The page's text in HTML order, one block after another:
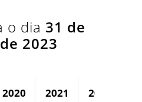
o dia 31 de
2023
2020 2021 2022